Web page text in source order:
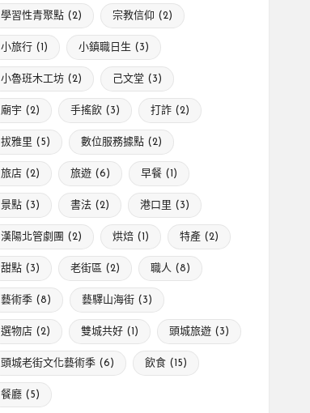
學習性青聚點(2) 宗教信仰 (2)
小旅行(1) 小鎮職日生 (3)
小魯班木工坊(2) 己文堂 (3)
廟宇 (2) 手搖飲(3) 打詐(2)
拔雅里 (5) 數位服務據點(2)
旅店 (2) 旅遊(6) 早餐(1)
景點(3) 書法(2) 港口里 (3)
漢陽北管劇團 (2) 烘焙(1) 特產(2)
甜點(3) 老街區 (2) 職人 (8)
藝術季(8) 藝驛山海街(3)
選物店 (2) 雙城共好(1) 頭城旅遊(3)
頭城老街文化藝術季(6) 飲食(15)
餐廳(5)